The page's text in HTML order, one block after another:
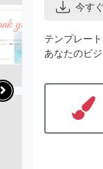
今す
テンプレー
あなたのビ